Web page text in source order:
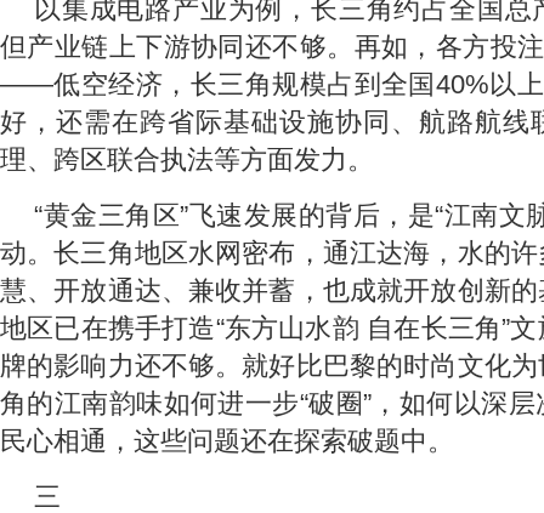
以集成电路产业为例，长三角约占全国总
但产业链上下游协同还不够。再如，各方投
——低空经济，长三角规模占到全国40%以上
好，还需在跨省际基础设施协同、航路航线
理、跨区联合执法等方面发力。
“黄金三角区”飞速发展的背后，是“江南文
动。长三角地区水网密布，通江达海，水的
慧、开放通达、兼收并蓄，也成就开放创新
地区已在携手打造“东方山水韵 自在长三角”
牌的影响力还不够。就好比巴黎的时尚文化
角的江南韵味如何进一步“破圈”，如何以深
民心相通，这些问题还在探索破题中。
三